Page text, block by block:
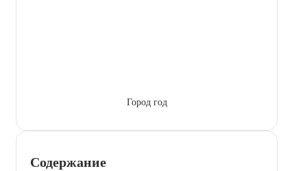
Город год
Содержание